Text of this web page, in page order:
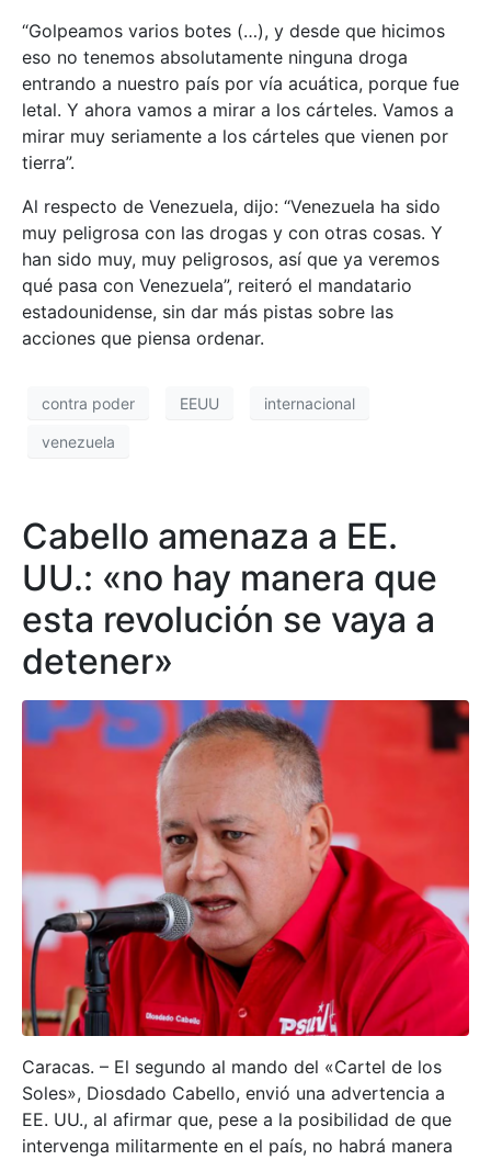
“Golpeamos varios botes (…), y desde que hicimos
eso no tenemos absolutamente ninguna droga
entrando a nuestro país por vía acuática, porque fue
letal. Y ahora vamos a mirar a los cárteles. Vamos a
mirar muy seriamente a los cárteles que vienen por
tierra”.
Al respecto de Venezuela, dijo: “Venezuela ha sido
muy peligrosa con las drogas y con otras cosas. Y
han sido muy, muy peligrosos, así que ya veremos
qué pasa con Venezuela”, reiteró el mandatario
estadounidense, sin dar más pistas sobre las
acciones que piensa ordenar.
contra poder EEUU internacional
venezuela
Cabello amenaza a EE.
UU.: «no hay manera que
esta revolución se vaya a
detener»
Caracas. – El segundo al mando del «Cartel de los
Soles», Diosdado Cabello, envió una advertencia a
EE. UU., al afirmar que, pese a la posibilidad de que
intervenga militarmente en el país, no habrá manera